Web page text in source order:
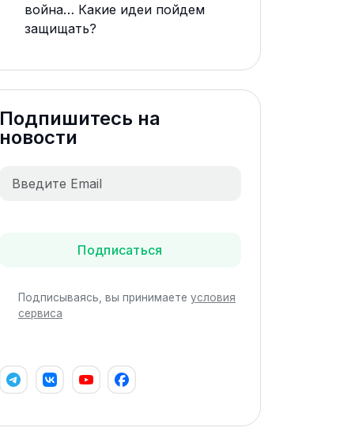
война… Какие идеи пойдем
защищать?
Подпишитесь на
новости
Подписаться
Подписываясь, вы принимаете условия
сервиса